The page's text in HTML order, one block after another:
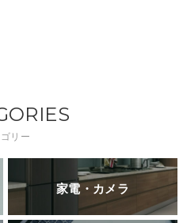
リー
家電・カメラ